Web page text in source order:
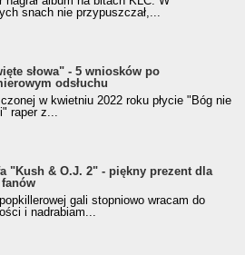
snach nie przypuszczał,...
słowa" - 5 wniosków po
odsłuchu
w kwietniu 2022 roku płycie "Bóg nie
raper z...
"Kush & O.J. 2" - piękny prezent dla
gali stopniowo wracam do
i nadrabiam...